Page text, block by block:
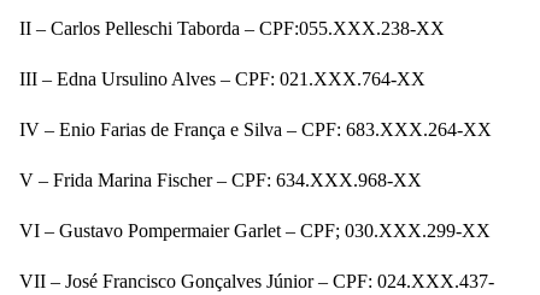
II – Carlos Pelleschi Taborda – CPF:055.XXX.238-XX
III – Edna Ursulino Alves – CPF: 021.XXX.764-XX
IV – Enio Farias de França e Silva – CPF: 683.XXX.264-XX
V – Frida Marina Fischer – CPF: 634.XXX.968-XX
VI – Gustavo Pompermaier Garlet – CPF; 030.XXX.299-XX
VII – José Francisco Gonçalves Júnior – CPF: 024.XXX.437-